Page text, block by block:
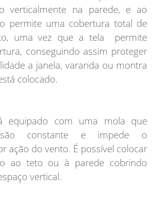
verticalmente na parede, e ao
permite uma cobertura total de
uma vez que a tela permite
conseguindo assim proteger
a janela, varanda ou montra
colocado.
equipado com uma mola que
constante e impede o
ação do vento. É possível colocar
ao teto ou à parede cobrindo
vertical.